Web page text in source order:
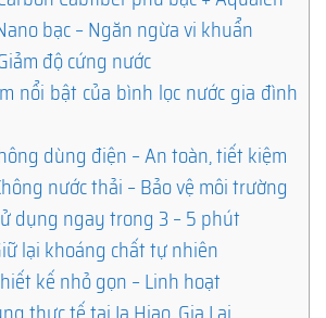
bạc – Ngăn ngừa vi khuẩn
độ cứng nước
nổi bật của bình lọc nước gia đình
dùng điện – An toàn, tiết kiệm
nước thải – Bảo vệ môi trường
dụng ngay trong 3 – 5 phút
lại khoáng chất tự nhiên
kế nhỏ gọn – Linh hoạt